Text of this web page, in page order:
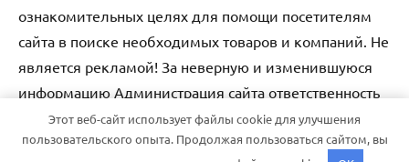
ознакомительных целях для помощи посетителям
сайта в поиске необходимых товаров и компаний. Не
является рекламой! За неверную и изменившуюся
информацию Администрация сайта ответственность
не несет.
Этот веб-сайт использует файлы cookie для улучшения
пользовательского опыта. Продолжая пользоваться сайтом, вы